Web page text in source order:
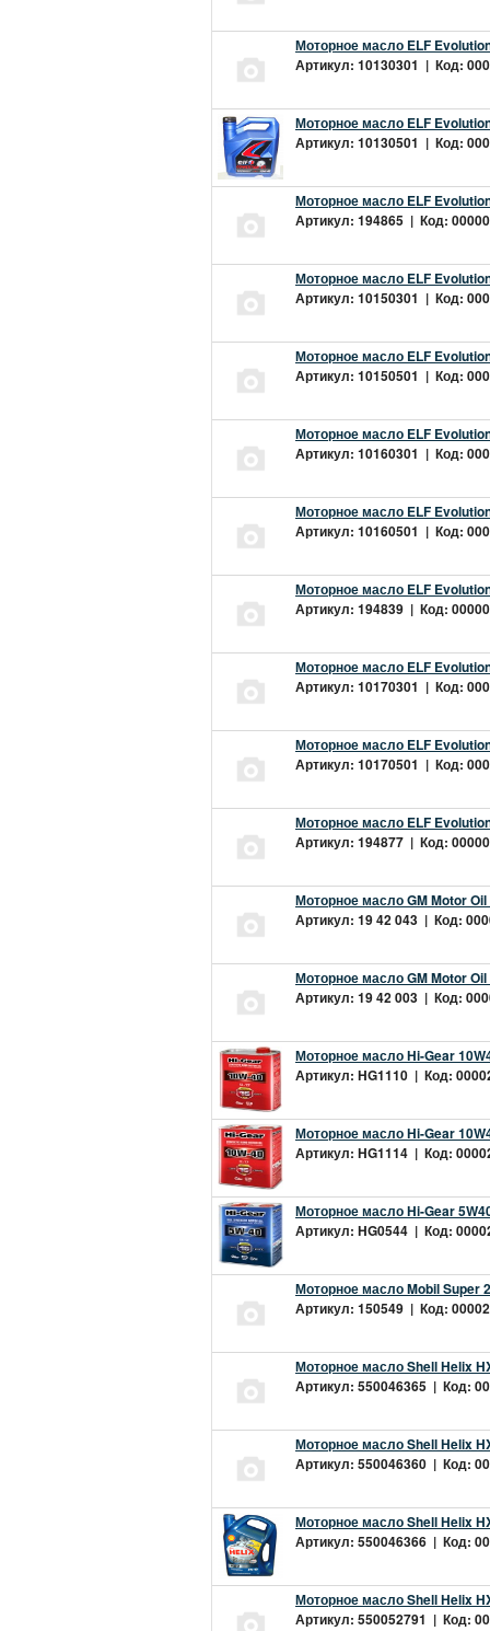
Моторное масло ELF
Артикул: 10130301 | Код:
Моторное масло ELF
Артикул: 10130501 | Код:
Моторное масло ELF
Артикул: 194865 | Код:
Моторное масло ELF
Артикул: 10150301 | Код:
Моторное масло ELF
Артикул: 10150501 | Код:
Моторное масло ELF
Артикул: 10160301 | Код:
Моторное масло ELF
Артикул: 10160501 | Код:
Моторное масло ELF
Артикул: 194839 | Код:
Моторное масло ELF
Артикул: 10170301 | Код:
Моторное масло ELF
Артикул: 10170501 | Код:
Моторное масло ELF
Артикул: 194877 | Код:
Моторное масло GM Motor Oil
Артикул: 19 42 043 | Код:
Моторное масло GM Motor
Артикул: 19 42 003 | Код:
Моторное масло Hi-Gear
Артикул: HG1110 | Код:
Моторное масло Hi-Gear
Артикул: HG1114 | Код:
Моторное масло Hi-Gear
Артикул: HG0544 | Код:
Моторное масло Mobil Super
Артикул: 150549 | Код:
Моторное масло Shell Helix
Артикул: 550046365 | Код:
Моторное масло Shell Helix
Артикул: 550046360 | Код:
Моторное масло Shell Helix
Артикул: 550046366 | Код:
Моторное масло Shell Helix
Артикул: 550052791 | Код: